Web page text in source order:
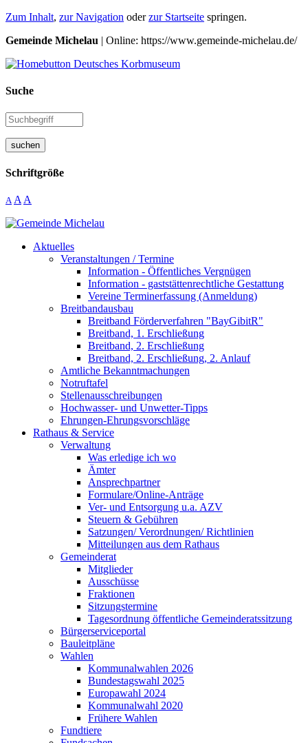
Zum Inhalt, zur Navigation oderzur Startseite springen.
Gemeinde Michelau | Online: https://www.gemeinde-michelau.de/
Suche
suchen
Schriftgröße
A A A
Aktuelles
Veranstaltungen / Termine
Information - Öffentliches Vergnügen
Information - gaststättenrechtliche Gestattung
Vereine Terminerfassung (Anmeldung)
Breitbandausbau
Breitband Förderverfahren "BayGibitR"
Breitband, 1. Erschließung
Breitband, 2. Erschließung
Breitband, 2. Erschließung, 2. Anlauf
Amtliche Bekanntmachungen
Notruftafel
Stellenausschreibungen
Hochwasser- und Unwetter-Tipps
Ehrungen-Ehrungsvorschläge
Rathaus & Service
Verwaltung
Was erledige ich wo
Ämter
Ansprechpartner
Formulare/Online-Anträge
Ver- und Entsorgung u.a. AZV
Steuern & Gebühren
Satzungen/ Verordnungen/ Richtlinien
Mitteilungen aus dem Rathaus
Gemeinderat
Mitglieder
Ausschüsse
Fraktionen
Sitzungstermine
Tagesordnung öffentliche Gemeinderatssitzung
Bürgerserviceportal
Bauleitpläne
Wahlen
Kommunalwahlen 2026
Bundestagswahl 2025
Europawahl 2024
Kommunalwahl 2020
Frühere Wahlen
Fundtiere